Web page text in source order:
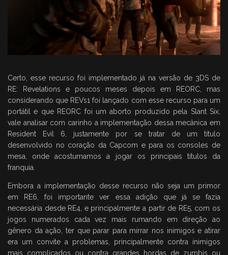
Certo, esse recurso foi implementado já na versão de 3DS de
RE: Revelations e poucos meses depois em REORC, mas
considerando que REVs1 foi lançado com esse recurso para um
portátil e que REORC foi um aborto produzido pela Slant Six,
vale analisar com carinho a implementação dessa mecânica em
Resident Evil 6, justamente por se tratar de um título
desenvolvido no coração da Capcom e para os consoles de
mesa, onde acostumamos a jogar os principais títulos da
franquia.
Embora a implementação desse recurso não seja um primor
em RE6, foi importante ver essa adição que já se fazia
necessária desde RE4, e principalmente a partir de RE5, com os
jogos numerados cada vez mais rumando em direção ao
gênero da ação, ter que parar para mirrar nos inimigos e atirar
era um convite a problemas, principalmente contra inimigos
mais complicados ou contra grandes hordas de zumbis ou